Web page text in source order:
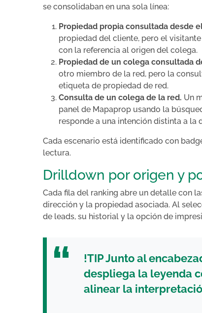
se consolidaban en una sola línea:
Propiedad propia consultada desde
propiedad del cliente, pero el
con la referencia al origen del colega.
Propiedad de un colega consultada
otro miembro de la red, pero la
etiqueta de propiedad de red.
Consulta de un colega de la red. Un
panel de Mapaprop usando la
responde a una intención distinta a la
Cada escenario está identificado con
lectura.
Drilldown por origen y
Cada fila del ranking abre un detalle con
dirección y la propiedad asociada. Al
de leads, su historial y la opción de
!TIPJunto al
despliega la leyenda
alinear la